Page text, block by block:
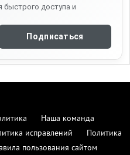
быстрого доступа и
Подписаться
Наша команда
исправлений
Политика
пользования сайтом